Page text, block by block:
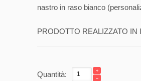
nastro in raso bianco
PRODOTTO REALIZZATO IN
Quantità: